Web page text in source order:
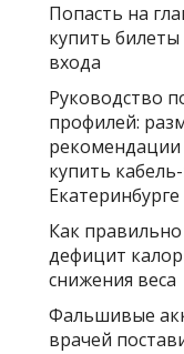
Попасть на
купить билеты
входа
Руководство
профилей:
купить
Екатеринбурге
Как правильно
дефицит
снижения веса
Фальшивые
врачей